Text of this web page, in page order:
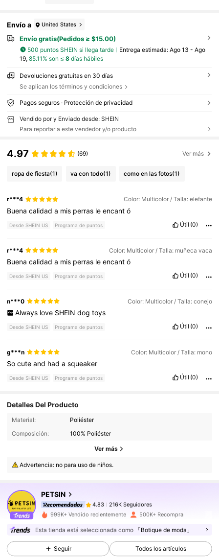
Envío a United States
Envío gratis(Pedidos ≥ $15.00)
500 puntos SHEIN si llega tarde Entrega estimada: Ago 13 - Ago
19, 85.11% son ≤ 8días hábiles
Devoluciones gratuitas en 30 días
Se aplican los términos y condiciones
Pagos seguros · Protección de privacidad
Vendido por y Enviado desde: SHEIN
Para reportar a este vendedor y/o producto
4.97 (69) Ver más
ropa de fiesta(1) va con todo(1) como en las fotos(1)
r***4 Color: Multicolor / Talla: elefante
Buenacalidada mis perras leencantó
Desde SHEIN US Programa de puntos Útil (0)
r***4 Color: Multicolor / Talla: muñeca vaca
Buenacalidada mis perras leencantó
Desde SHEIN US Programa de puntos Útil (0)
n***0 Color: Multicolor / Talla: conejo
Always love SHEIN dog toys
Desde SHEIN US Programa de puntos Útil (0)
g***n Color: Multicolor / Talla: mono
Socuteand hadasqueaker
Desde SHEIN US Programa de puntos Útil (0)
Detalles Del Producto
Material:
Poliéster
Composición:
100% Poliéster
Ver más
Advertencia: no para uso de niños.
PETSIN
4.83 216K Seguidores
4.83 216K Seguidores
4.83
216K Seguidores
Hace 5 horas
4.83 216K Seguidores
999K+ Vendido recientemente 500K+ Recompra
Esta tienda está seleccionada como 「Botique de moda」
Seguir Todos los artículos